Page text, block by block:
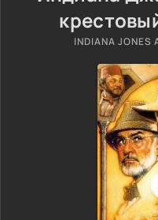
INDIANA JONES